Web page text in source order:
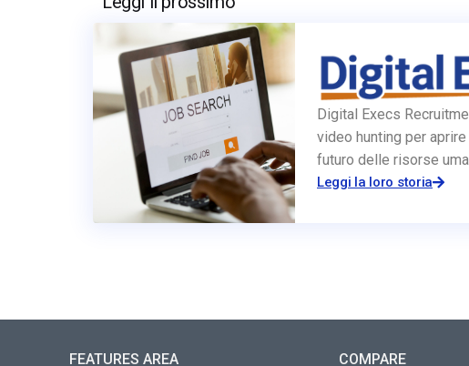
Digital Execs
video hunting per
futuro delle risorse
Leggi la loro storia
FEATURES AREA COMPARE